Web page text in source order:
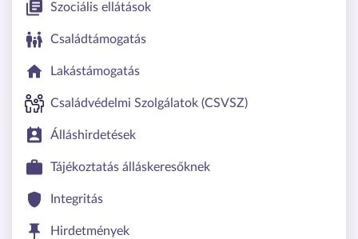
Szociális ellátások
Családtámogatás
Lakástámogatás
Családvédelmi Szolgálatok (CSVSZ)
Álláshirdetések
Tájékoztatás álláskeresőknek
Integritás
Hirdetmények